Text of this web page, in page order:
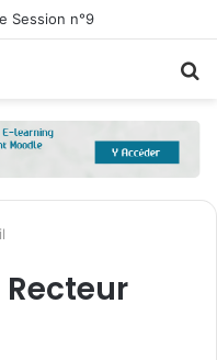
Session n°9